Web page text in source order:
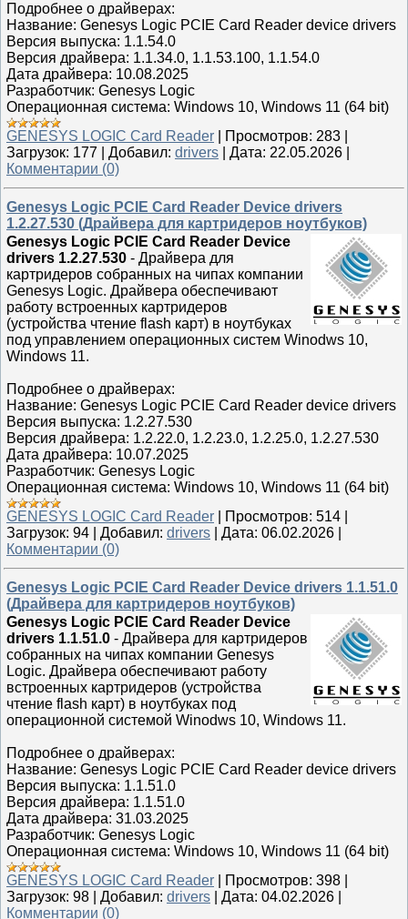
Подробнее о драйверах:
Название: Genesys Logic PCIE Card Reader device drivers
Версия выпуска: 1.1.54.0
Версия драйвера: 1.1.34.0, 1.1.53.100, 1.1.54.0
Дата драйвера: 10.08.2025
Разработчик: Genesys Logic
Операционная система: Windows 10, Windows 11 (64 bit)
GENESYS LOGIC Card Reader
Просмотров: 283
Загрузок: 177 Добавил: drivers Дата: 22.05.2026
Комментарии (0)
Genesys Logic PCIE Card Reader Device drivers
1.2.27.530 (Драйвера для картридеров ноутбуков)
Genesys Logic PCIE Card Reader Device
drivers 1.2.27.530 - Драйвера для
картридеров собранных на чипах компании
Genesys Logic. Драйвера обеспечивают
работу встроенных картридеров
(устройства чтение flash карт) в ноутбуках
под управлением операционных систем Winodws 10,
Windows 11.
Подробнее о драйверах:
Название: Genesys Logic PCIE Card Reader device drivers
Версия выпуска: 1.2.27.530
Версия драйвера: 1.2.22.0, 1.2.23.0, 1.2.25.0, 1.2.27.530
Дата драйвера: 10.07.2025
Разработчик: Genesys Logic
Операционная система: Windows 10, Windows 11 (64 bit)
GENESYS LOGIC Card Reader
Просмотров: 514
Загрузок: 94 Добавил: drivers Дата: 06.02.2026
Комментарии (0)
Genesys Logic PCIE Card Reader Device drivers 1.1.51.0
(Драйвера для картридеров ноутбуков)
Genesys Logic PCIE Card Reader Device
drivers 1.1.51.0 - Драйвера для картридеров
собранных на чипах компании Genesys
Logic. Драйвера обеспечивают работу
встроенных картридеров (устройства
чтение flash карт) в ноутбуках под
операционной системой Winodws 10, Windows 11.
Подробнее о драйверах:
Название: Genesys Logic PCIE Card Reader device drivers
Версия выпуска: 1.1.51.0
Версия драйвера: 1.1.51.0
Дата драйвера: 31.03.2025
Разработчик: Genesys Logic
Операционная система: Windows 10, Windows 11 (64 bit)
GENESYS LOGIC Card Reader
Просмотров: 398
Загрузок: 98 Добавил: drivers Дата: 04.02.2026
Комментарии (0)